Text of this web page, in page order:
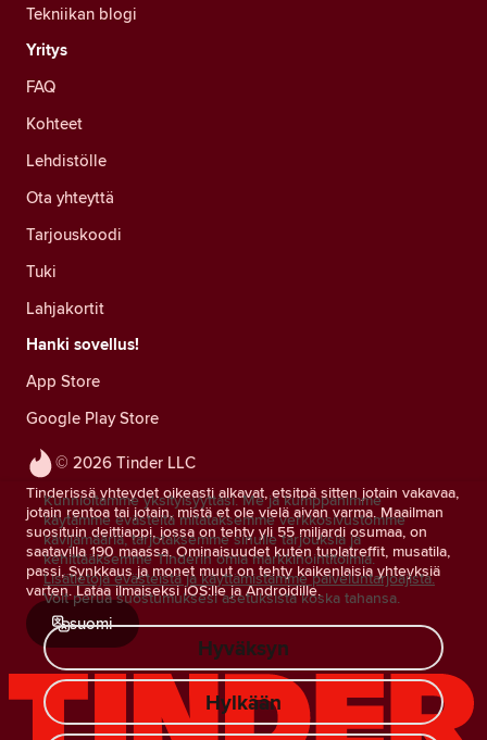
© 2026 Tinder LLC
Tinderissä yhteydet oikeasti alkavat, etsitpä sitten jotain vakavaa,
jotain rentoa tai jotain, mistä et ole vielä aivan varma. Maailman
suosituin deittiappi, jossa on tehty yli 55 miljardi osumaa, on
saatavilla 190 maassa. Ominaisuudet kuten tuplatreffit, musatila,
passi, Synkkaus ja monet muut on tehty kaikenlaisia yhteyksiä
varten. Lataa ilmaiseksi iOS:lle ja Androidille.
suomi
Tekniikan blogi
Yritys
FAQ
Kohteet
Lehdistölle
Ota yhteyttä
Tarjouskoodi
Tuki
Lahjakortit
Hanki sovellus!
App Store
Google Play Store
Kunnioitamme yksityisyyttäsi. Me ja kumppanimme
käytämme evästeitä mitataksemme verkkosivustomme
kävijämääriä, tarjotaksemme sinulle tarjouksia ja
kehittääksemme Tinderin omia markkinointitoimia.
Lisätietoja evästeistä ja käyttämistämme palveluntarjoajista.
Voit perua suostumuksesi asetuksista koska tahansa.
Hyväksyn
Hylkään